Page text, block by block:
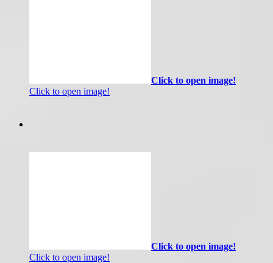
Click to open image!
Click to open image!
Click to open image!
Click to open image!